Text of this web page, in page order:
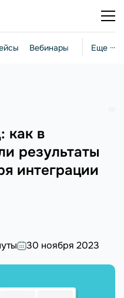
Еще ···
Вебинары Стратегии
как в
результаты
интеграции
30 ноября 2023